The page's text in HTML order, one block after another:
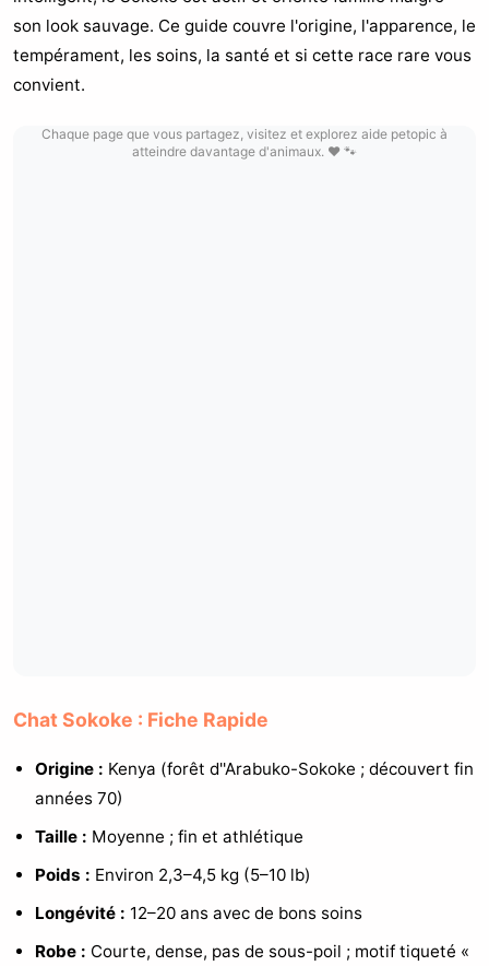
son look sauvage. Ce guide couvre l'origine, l'apparence, le
tempérament, les soins, la santé et si cette race rare vous
convient.
Chaque page que vous partagez, visitez et explorez aide petopic à
atteindre davantage d'animaux. ❤️ 🐾
Chat Sokoke : Fiche Rapide
Origine : Kenya (forêt d''Arabuko-Sokoke ; découvert fin
années 70)
Taille : Moyenne ; fin et athlétique
Poids : Environ 2,3–4,5 kg (5–10 lb)
Longévité : 12–20 ans avec de bons soins
Robe : Courte, dense, pas de sous-poil ; motif tiqueté «